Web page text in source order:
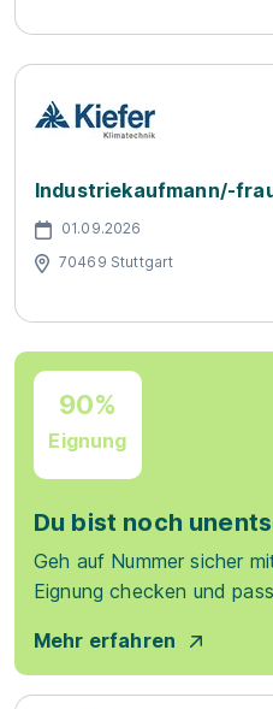
Industriekaufmann/-
01.09.2026
70469 Stuttgart
90%
Eignung
Du bist noch
Geh auf Nummer sicher
Eignung checken und
Mehr erfahren